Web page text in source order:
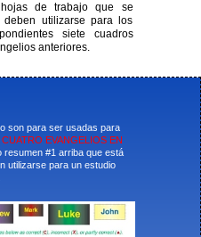
de trabajo que se
deben utilizarse para los
siete cuadros
anteriores.
son para ser usadas para
CUATRO EVANGELIOS EN
resumen #1 arriba que está
utilizarse para un estudio